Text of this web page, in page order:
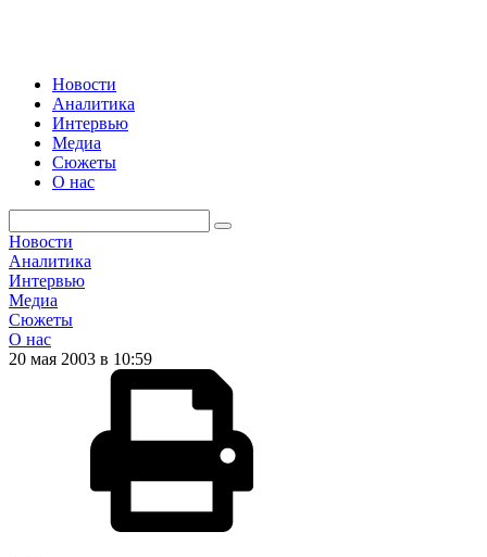
Новости
Аналитика
Интервью
Медиа
Сюжеты
О нас
Новости
Аналитика
Интервью
Медиа
Сюжеты
О нас
20 мая 2003 в 10:59